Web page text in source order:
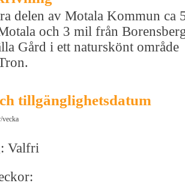
delen av Motala Kommun ca
och 3 mil från
Gård i ett naturskönt område
tillgänglighetsdatum
vecka
Valfri